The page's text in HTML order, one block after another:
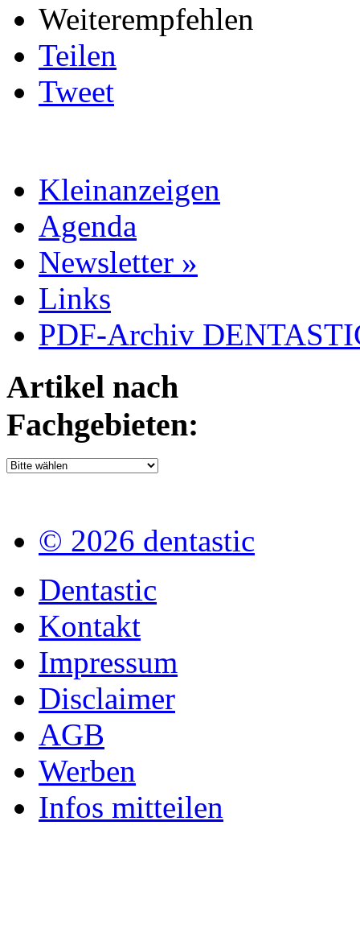
Weiterempfehlen
Teilen
Tweet
Kleinanzeigen
Agenda
Newsletter »
Links
PDF-Archiv
Artikel nach
Fachgebieten:
© 2026 dentastic
Dentastic
Kontakt
Impressum
Disclaimer
AGB
Werben
Infos mitteilen